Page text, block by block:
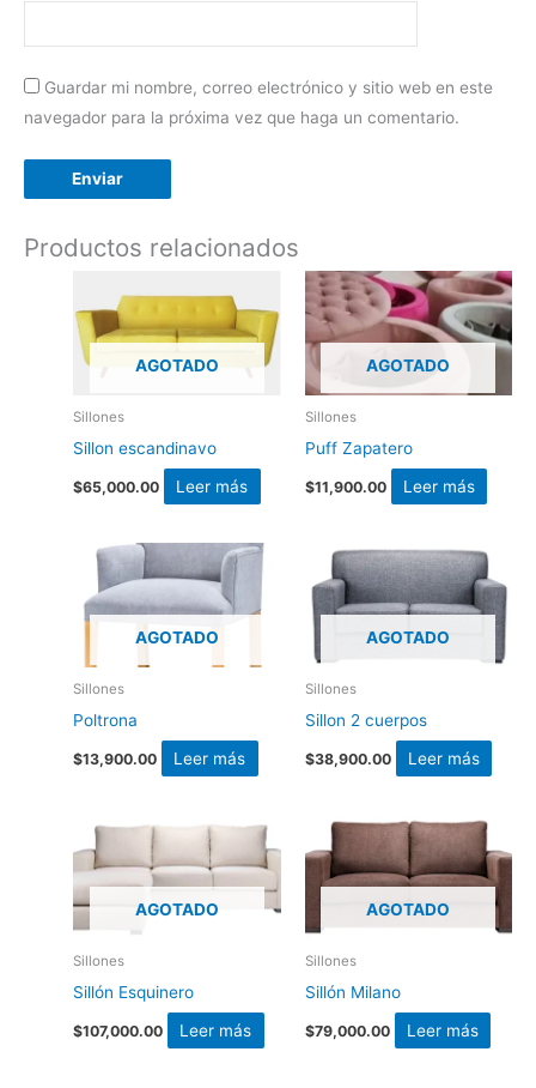
Guardar mi nombre, correo electrónico y sitio web en este
navegador para la próxima vez que haga un comentario.
Productos relacionados
AGOTADO
Sillones
Sillon escandinavo
$65,000.00 Leer más
AGOTADO
Sillones
Puff Zapatero
$11,900.00 Leer más
AGOTADO
Sillones
Poltrona
$13,900.00 Leer más
AGOTADO
Sillones
Sillon 2 cuerpos
$38,900.00 Leer más
AGOTADO
Sillones
Sillón Esquinero
$107,000.00 Leer más
AGOTADO
Sillones
Sillón Milano
$79,000.00 Leer más